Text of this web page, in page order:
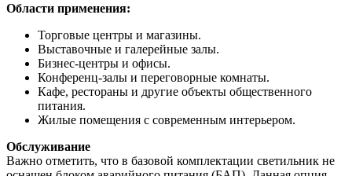
Области применения:
Торговые центры и магазины.
Выставочные и галерейные залы.
Бизнес-центры и офисы.
Конференц-залы и переговорные комнаты.
Кафе, рестораны и другие объекты общественного
питания.
Жилые помещения с современным интерьером.
Обслуживание
Важно отметить, что в базовой комплектации светильник не